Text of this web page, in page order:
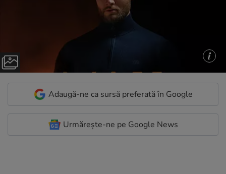
Adaugă-ne ca sursă preferată în Google
Urmărește-ne pe Google News